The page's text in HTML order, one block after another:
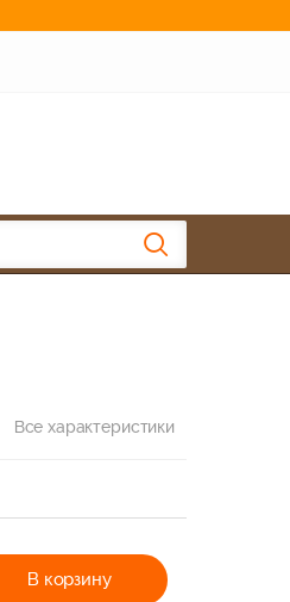
Все характеристики
В корзину